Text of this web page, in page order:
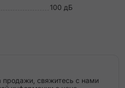
100 дБ
продажи, свяжитесь с нами